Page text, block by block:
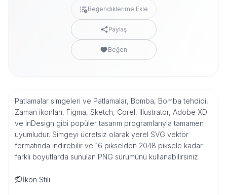
Beğendiklerime Ekle
Paylaş
Beğen
Patlamalar simgeleri ve Patlamalar, Bomba, Bomba tehdidi,
Zaman ikonları, Figma, Sketch, Corel, Illustrator, Adobe XD
ve InDesign gibi popüler tasarım programlarıyla tamamen
uyumludur. Simgeyi ücretsiz olarak yerel SVG vektör
formatında indirebilir ve 16 pikselden 2048 piksele kadar
farklı boyutlarda sunulan PNG sürümünü kullanabilirsiniz.
İkon Stili